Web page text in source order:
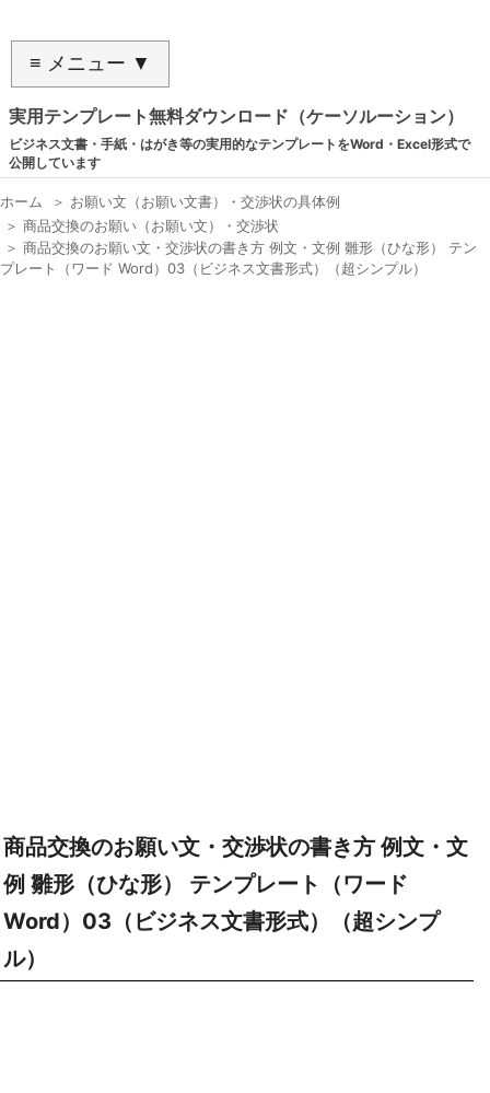
≡ メニュー ▼
実用テンプレート無料ダウンロード（ケーソルーション）
ビジネス文書・手紙・はがき等の実用的なテンプレートをWord・Excel形式で
公開しています
ホーム ＞ お願い文（お願い文書）・交渉状の具体例
＞ 商品交換のお願い（お願い文）・交渉状
＞ 商品交換のお願い文・交渉状の書き方 例文・文例 雛形（ひな形） テン
プレート（ワード Word）03（ビジネス文書形式）（超シンプル）
商品交換のお願い文・交渉状の書き方 例文・文
例 雛形（ひな形） テンプレート（ワード
Word）03（ビジネス文書形式）（超シンプ
ル）